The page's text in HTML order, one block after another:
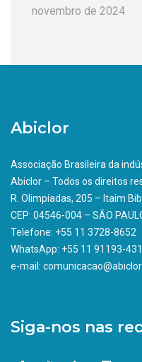
novembro de 2024
Abiclor
Associação Brasileira da
Abiclor – Todos os direitos
R. Olimpíadas, 205 – Itaim
CEP: 04546-004 – SÃO
Telefone: +55 11 3728-8652
WhatsApp: +55 11 91193-
e-mail:
Siga-nos nas